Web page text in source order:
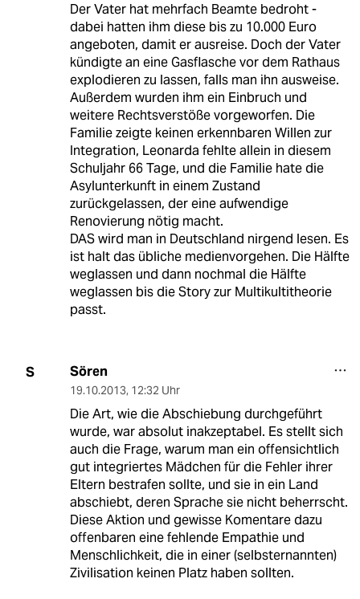
Der Vater hat mehrfach Beamte bedroht -
dabei hatten ihm diese bis zu 10.000 Euro
angeboten, damit er ausreise. Doch der Vater
kündigte an eine Gasflasche vor dem Rathaus
explodieren zu lassen, falls man ihn ausweise.
Außerdem wurden ihm ein Einbruch und
weitere Rechtsverstöße vorgeworfen. Die
Familie zeigte keinen erkennbaren Willen zur
Integration, Leonarda fehlte allein in diesem
Schuljahr 66 Tage, und die Familie hate die
Asylunterkunft in einem Zustand
zurückgelassen, der eine aufwendige
Renovierung nötig macht.
DAS wird man in Deutschland nirgend lesen. Es
ist halt das übliche medienvorgehen. Die Hälfte
weglassen und dann nochmal die Hälfte
weglassen bis die Story zur Multikultitheorie
passt.
S Sören
19.10.2013, 12:32 Uhr
Die Art, wie die Abschiebung durchgeführt
wurde, war absolut inakzeptabel. Es stellt sich
auch die Frage, warum man ein offensichtlich
gut integriertes Mädchen für die Fehler ihrer
Eltern bestrafen sollte, und sie in ein Land
abschiebt, deren Sprache sie nicht beherrscht.
Diese Aktion und gewisse Komentare dazu
offenbaren eine fehlende Empathie und
Menschlichkeit, die in einer (selbsternannten)
Zivilisation keinen Platz haben sollten.